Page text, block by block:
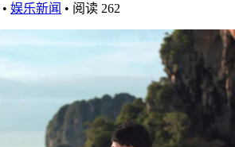
• 娱乐新闻 • 阅读 262